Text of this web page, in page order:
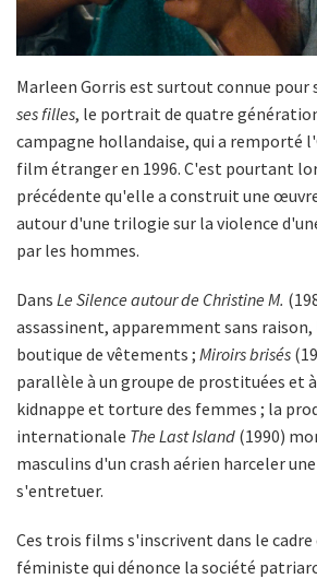
Marleen Gorris est surtout connue pour
ses filles, le portrait de quatre
campagne hollandaise, qui a remporté
film étranger en 1996. C'est pourtant
précédente qu'elle a construit une
autour d'une trilogie sur la violence
par les hommes.
Dans Le Silence autour de Christine M.
assassinent, apparemment sans
boutique de vêtements ; Miroirs brisés
parallèle à un groupe de prostituées et
kidnappe et torture des femmes ; la
internationale The Last Island (1990)
masculins d'un crash aérien harceler
s'entretuer.
Ces trois films s'inscrivent dans le cadre
féministe qui dénonce la société